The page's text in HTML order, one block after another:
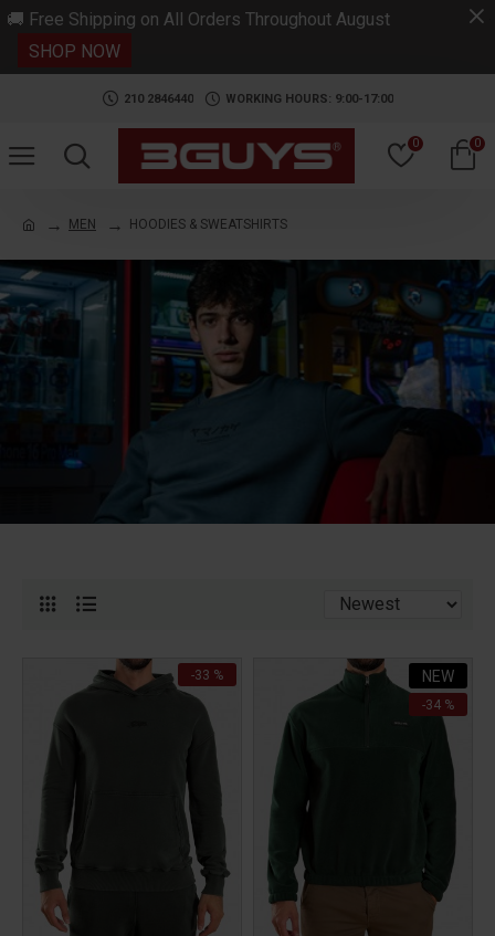
🚚 Free Shipping on All Orders Throughout August
SHOP NOW
210 2846440 WORKING HOURS: 9:00-17:00
0 0
MEN HOODIES & SWEATSHIRTS
-33 % NEW
-34 %